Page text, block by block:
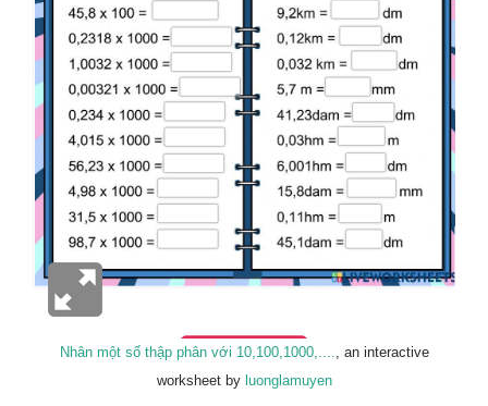
Nhân một số thập phân với 10,100,1000,...., an interactive
worksheet by luonglamuyen